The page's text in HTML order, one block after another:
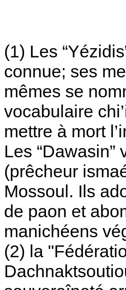
(1) Les
connue; ses
mêmes se
vocabulaire
mettre à mort
Les
(prêcheur
Mossoul. Ils
de paon et
manichéens
(2) la